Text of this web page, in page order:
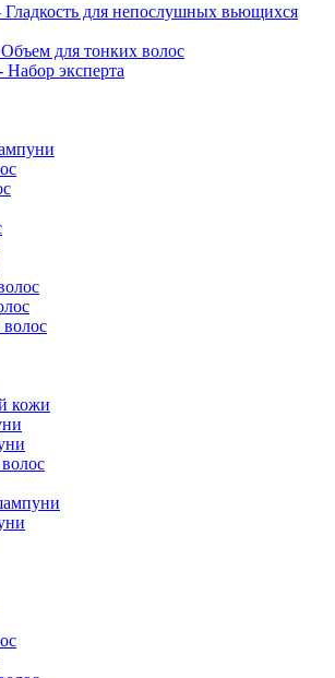
Гладкость для непослушных вьющихся
для тонких волос
Набор эксперта
кожи